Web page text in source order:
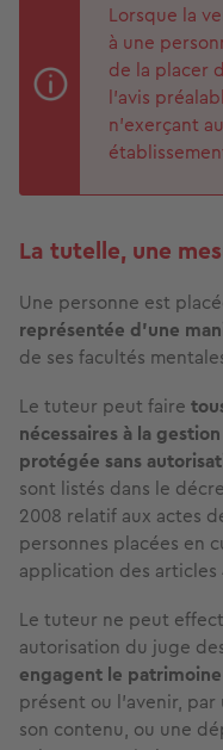
Lorsque la
à une
de la placer
l’avis
n’exerçant
La tutelle, une
Une personne est
représentée d’une
de ses facultés
Le tuteur peut faire
nécessaires à la
protégée sans
sont listés dans le
2008 relatif aux actes
personnes placées en
application des articles
Le tuteur ne peut
autorisation du juge
engagent le
présent ou l'avenir,
son contenu, ou une